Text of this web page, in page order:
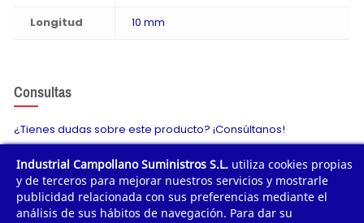
Longitud 10 mm
Consultas
¿Tienes dudas sobre este producto? ¡Consúltanos!
Envíanos tu consulta
Industrial Campollano Suministros S.L. utiliza cookies propias
y de terceros para mejorar nuestros servicios y mostrarle
publicidad relacionada con sus preferencias mediante el
análisis de sus hábitos de navegación. Para dar su